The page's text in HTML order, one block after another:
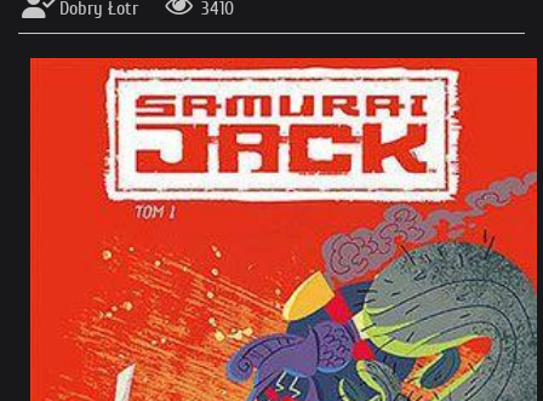
Dobry Łotr
3410